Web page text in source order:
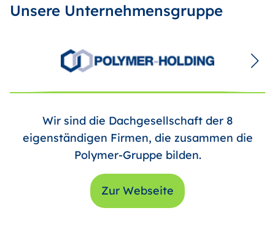
Unsere Unternehmensgruppe
Wir sind die Dachgesellschaft der 8
eigenständigen Firmen, die zusammen die
Polymer-Gruppe bilden.
Zur Webseite